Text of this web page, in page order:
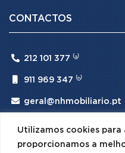
Utilizamos cookies para
proporcionamos a
CONTACTOS
 212 101 377 ⁽ᵃ⁾
911 969 347 ⁽ᵇ⁾
 geral@nhmobiliario.pt